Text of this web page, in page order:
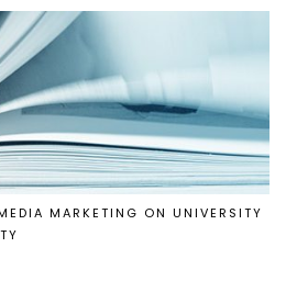
MARKETING ON UNIVERSITY